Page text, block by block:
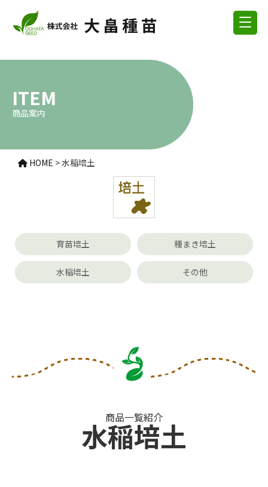
ITEM
商品案内
HOME >水稲培土
育苗培土 種まき培土
水稲培土 その他
商品一覧紹介
水稲培土